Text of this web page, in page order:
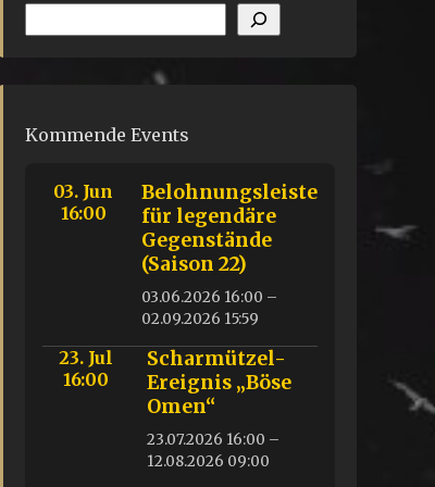
Kommende Events
03. Jun
16:00
Belohnungsleiste
für legendäre
Gegenstände
(Saison 22)
03.06.2026 16:00 –
02.09.2026 15:59
23. Jul
16:00
Scharmützel-
Ereignis „Böse
Omen“
23.07.2026 16:00 –
12.08.2026 09:00